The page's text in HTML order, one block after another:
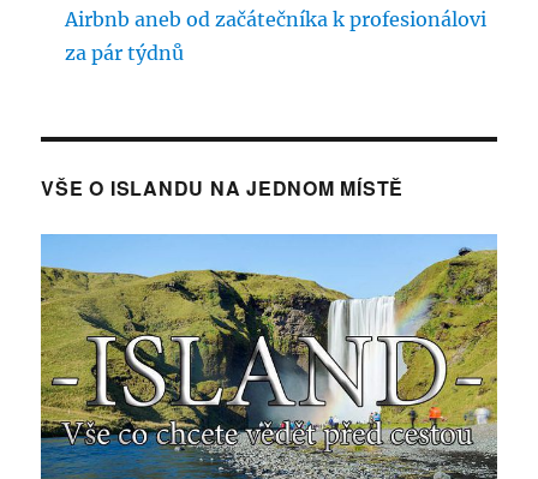
Airbnb aneb od začátečníka k profesionálovi
za pár týdnů
VŠE O ISLANDU NA JEDNOM MÍSTĚ